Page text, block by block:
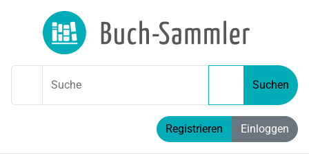
Suche Suchen
Registrieren Einloggen